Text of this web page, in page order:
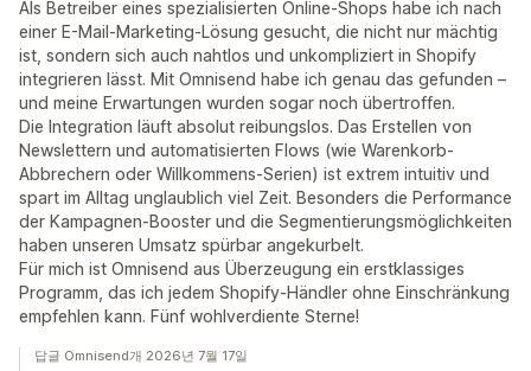
Als Betreiber eines spezialisierten Online-Shops habe ich nach
einer E-Mail-Marketing-Lösung gesucht, die nicht nur mächtig
ist, sondern sich auch nahtlos und unkompliziert in Shopify
integrieren lässt. Mit Omnisend habe ich genau das gefunden –
und meine Erwartungen wurden sogar noch übertroffen.
Die Integration läuft absolut reibungslos. Das Erstellen von
Newslettern und automatisierten Flows (wie Warenkorb-
Abbrechern oder Willkommens-Serien) ist extrem intuitiv und
spart im Alltag unglaublich viel Zeit. Besonders die Performance
der Kampagnen-Booster und die Segmentierungsmöglichkeiten
haben unseren Umsatz spürbar angekurbelt.
Für mich ist Omnisend aus Überzeugung ein erstklassiges
Programm, das ich jedem Shopify-Händler ohne Einschränkung
empfehlen kann. Fünf wohlverdiente Sterne!
답글 Omnisend개 2026년 7월 17일